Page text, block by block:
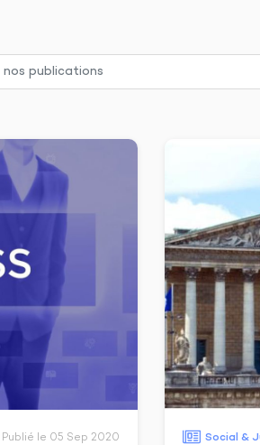
Publié le 05 Sep 2020 Social &